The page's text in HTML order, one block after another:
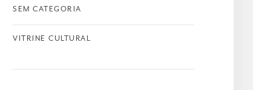
SEM CATEGORIA
VITRINE CULTURAL